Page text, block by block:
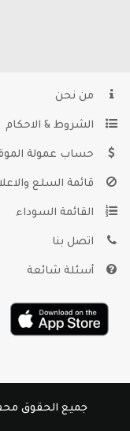
من نحن
الشروط & الاحكام
حساب عمولة
قائمة السلع
القائمة السوداء
اتصل بنا
أسئلة شائعة
جميع الحقوق